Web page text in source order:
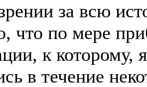
за всю
что по мере
к которому,
в течение